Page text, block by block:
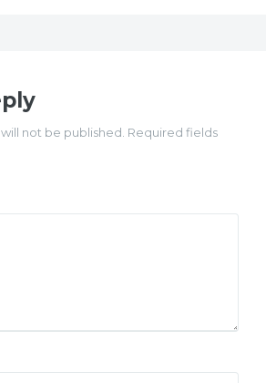
not be published. Required fields